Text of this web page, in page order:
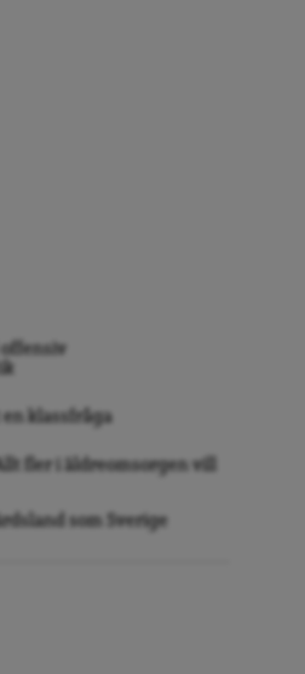
klassfråga
fler i äldreomsorgen vill
som Sverige